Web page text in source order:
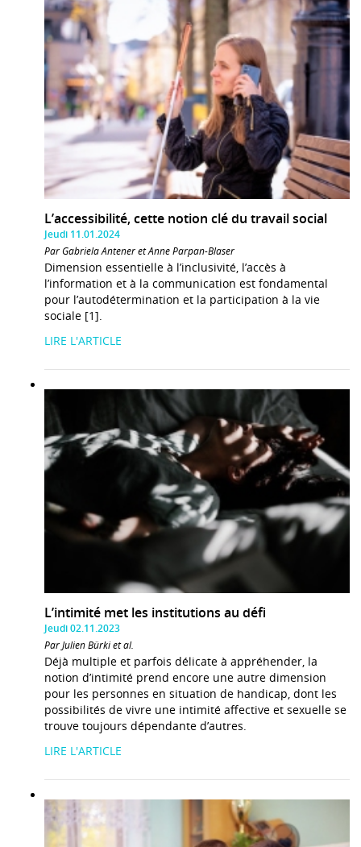
L’accessibilité, cette notion clé du travail social
Jeudi 11.01.2024
Par Gabriela Antener et Anne Parpan-Blaser
Dimension essentielle à l’inclusivité, l’accès à
l’information et à la communication est fondamental
pour l’autodétermination et la participation à la vie
sociale [1].
LIRE L'ARTICLE
L’intimité met les institutions au défi
Jeudi 02.11.2023
Par Julien Bürki et al.
Déjà multiple et parfois délicate à appréhender, la
notion d’intimité prend encore une autre dimension
pour les personnes en situation de handicap, dont les
possibilités de vivre une intimité affective et sexuelle se
trouve toujours dépendante d’autres.
LIRE L'ARTICLE